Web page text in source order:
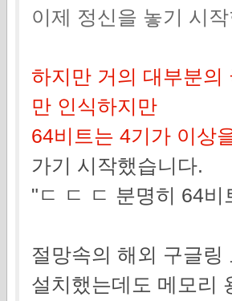
이제 정신을 놓기 시
하지만 거의 대부분
만 인식하지만
64비트는 4기가 이상
가기 시작했습니다.
"ㄷ ㄷ ㄷ 분명히 64
절망속의 해외 구글
설치했는데도 메모리